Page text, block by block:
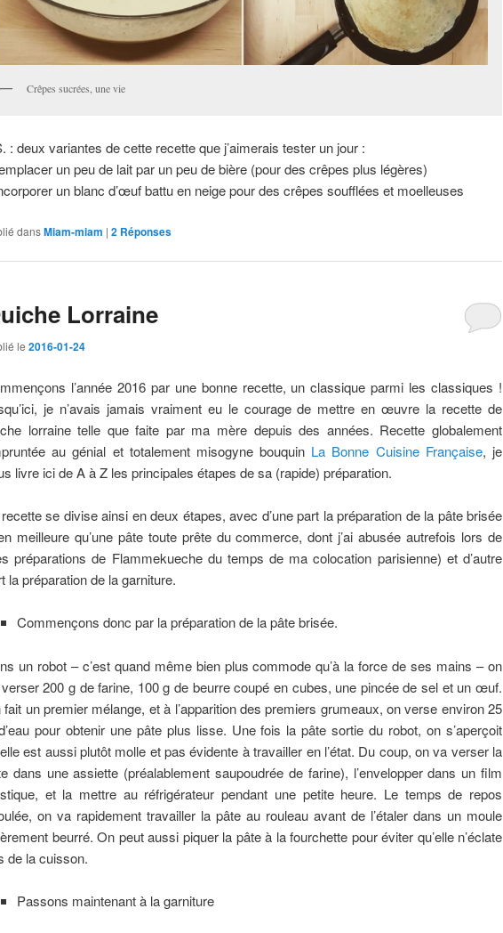
Crêpes sucrées, une vie
: deux variantes de cette recette que j’aimerais tester un jour :
un peu de lait par un peu de bière (pour des crêpes plus légères)
un blanc d’œuf battu en neige pour des crêpes soufflées et moelleuses
dansMiam-miam | 2 Réponses
Lorraine
le 2016-01-24
l’année 2016 par une bonne recette, un classique parmi les classiques !
je n’avais jamais vraiment eu le courage de mettre en œuvre la recette de
lorraine telle que faite par ma mère depuis des années. Recette globalement
au génial et totalement misogyne bouquin La Bonne Cuisine Française, je
livre ici de A à Z les principales étapes de sa (rapide) préparation.
se divise ainsi en deux étapes, avec d’une part la préparation de la pâte brisée
meilleure qu’une pâte toute prête du commerce, dont j’ai abusée autrefois lors de
préparations de Flammekueche du temps de ma colocation parisienne) et d’autre
la préparation de la garniture.
Commençons donc par la préparation de la pâte brisée.
un robot – c’est quand même bien plus commode qu’à la force de ses mains – on
200 g de farine, 100 g de beurre coupé en cubes, une pincée de sel et un œuf.
fait un premier mélange, et à l’apparition des premiers grumeaux, on verse environ 25
pour obtenir une pâte plus lisse. Une fois la pâte sortie du robot, on s’aperçoit
est aussi plutôt molle et pas évidente à travailler en l’état. Du coup, on va verser la
dans une assiette (préalablement saupoudrée de farine), l’envelopper dans un film
et la mettre au réfrigérateur pendant une petite heure. Le temps de repos
on va rapidement travailler la pâte au rouleau avant de l’étaler dans un moule
beurré. On peut aussi piquer la pâte à la fourchette pour éviter qu’elle n’éclate
de la cuisson.
Passons maintenant à la garniture